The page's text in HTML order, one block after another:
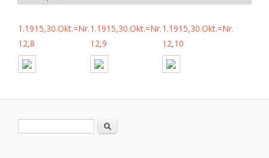
1.1915,30.Okt.=Nr.
12,8
1.1915,30.Okt.=Nr.
12,9
1.1915,30.Okt.=Nr.
12,10
Formulario de búsqueda
Buscar